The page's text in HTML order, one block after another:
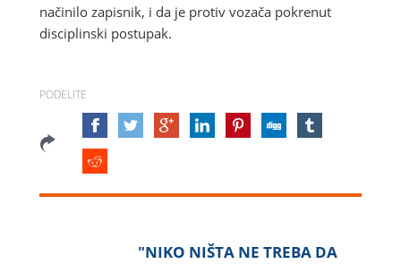
načinilo zapisnik, i da je protiv vozača pokrenut
disciplinski postupak.
PODELITE
"NIKO NIŠTA NE TREBA DA